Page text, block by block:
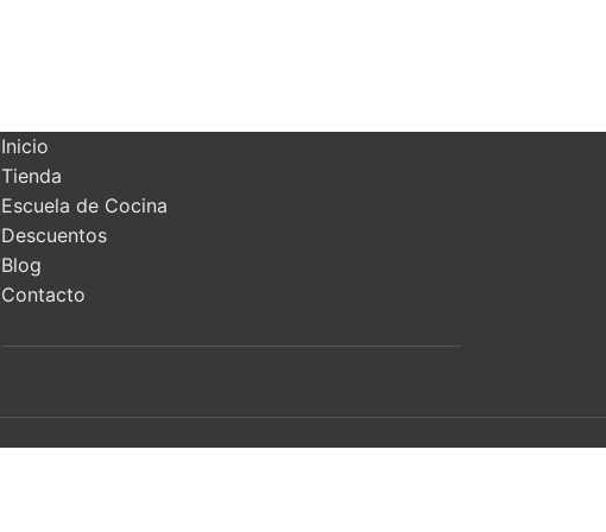
Inicio
Tienda
Escuela de Cocina
Descuentos
Blog
Contacto